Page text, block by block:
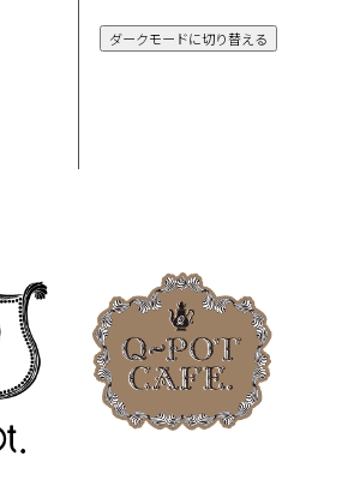
ダークモードに切り替える